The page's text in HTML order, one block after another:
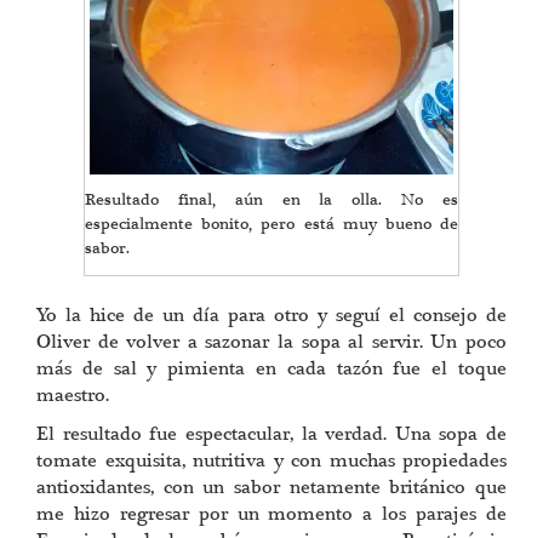
Resultado final, aún en la olla. No es
especialmente bonito, pero está muy bueno de
sabor.
Yo la hice de un día para otro y seguí el consejo de
Oliver de volver a sazonar la sopa al servir. Un poco
más de sal y pimienta en cada tazón fue el toque
maestro.
El resultado fue espectacular, la verdad. Una sopa de
tomate exquisita, nutritiva y con muchas propiedades
antioxidantes, con un sabor netamente británico que
me hizo regresar por un momento a los parajes de